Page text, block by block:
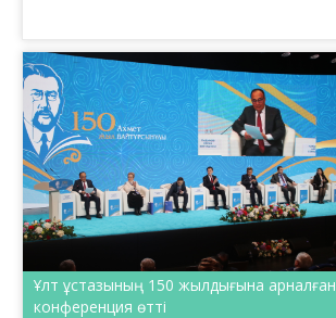
Ұлт ұстазының 150 жылдығына арналған
конференция өтті